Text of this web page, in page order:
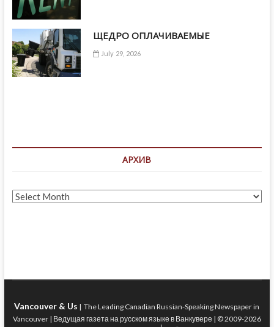
ЩЕДРО ОПЛАЧИВАЕМЫЕ
July 29, 2026
АРХИВ
Архив
Vancouver & Us | The Leading Canadian Russian-Speaking Newspaper in
Vancouver | Ведущая газета на русском языке в Ванкувере | © 2009-2026